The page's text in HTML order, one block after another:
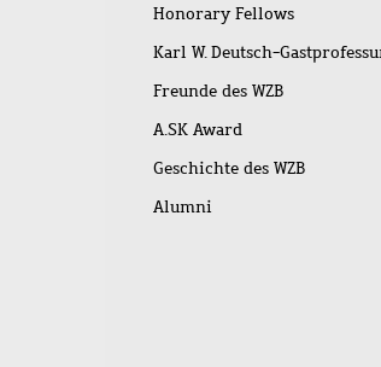
Honorary Fellows
Karl W. Deutsch-
Freunde des WZB
A.SK Award
Geschichte des WZB
Alumni